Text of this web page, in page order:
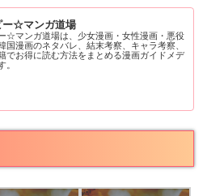
ー☆マンガ道場
☆マンガ道場は、少女漫画・女性漫画・悪役
国漫画のネタバレ、結末考察、キャラ考察、
でお得に読む方法をまとめる漫画ガイドメデ
。